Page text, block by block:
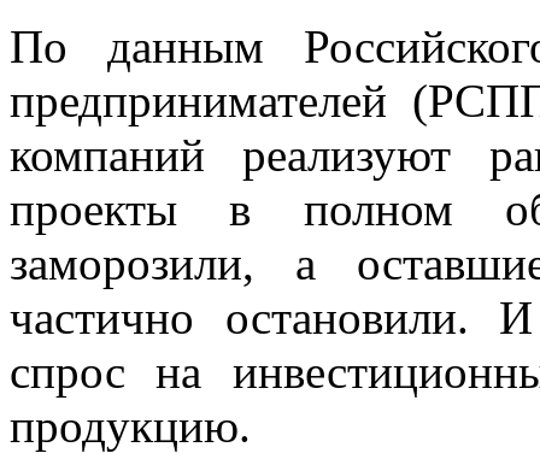
По данным
предпринимателей
компаний реализуют
проекты в полном
заморозили, а
частично остановили.
спрос на
продукцию.